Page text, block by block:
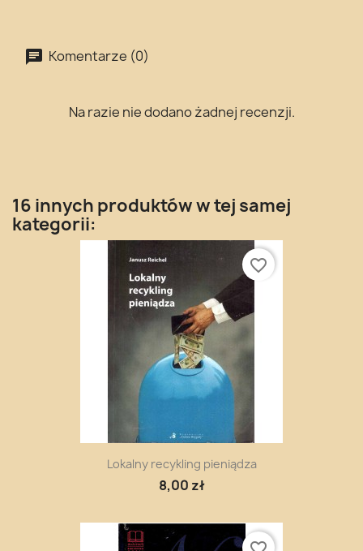
Komentarze (0)
Na razie nie dodano żadnej recenzji.
16 innych produktów w tej samej
kategorii:
Lokalny recykling pieniądza
8,00 zł
favorite_border